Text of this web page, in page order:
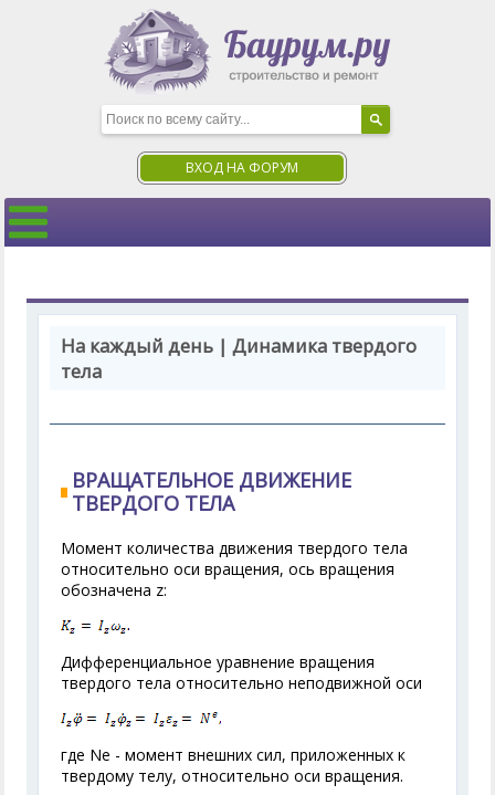
ВХОД НА ФОРУМ
На каждый день | Динамика твердого
тела
ВРАЩАТЕЛЬНОЕ ДВИЖЕНИЕ
ТВЕРДОГО ТЕЛА
Момент количества движения твердого тела
относительно оси вращения, oсь вращения
обозначена z:
Дифференциальное уравнение вращения
твердого тела относительно неподвижной оси
где Ne - момент внешних сил, приложенных к
твердому телу, относительно оси вращения.